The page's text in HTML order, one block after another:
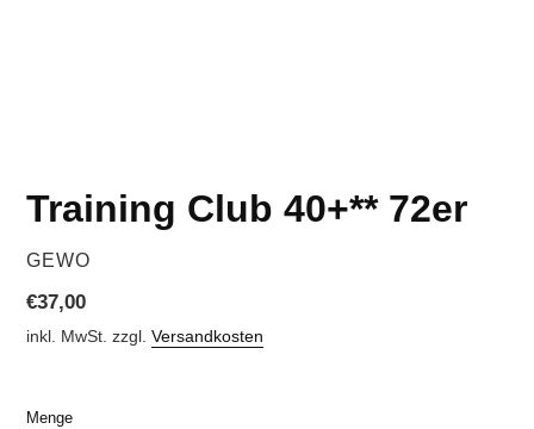
Training Club 40+** 72er
VERKÄUFER
GEWO
Normaler
Preis
€37,00
inkl. MwSt. zzgl. Versandkosten
Menge